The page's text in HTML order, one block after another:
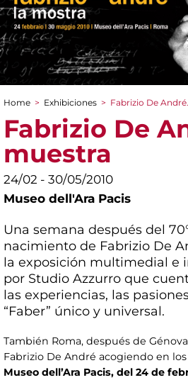
You are here
Home > Exhibiciones > Fabrizio De
Fabrizio De
muestra
24/02 - 30/05/2010
Museo dell'Ara Pacis
Una semana después del
nacimiento de Fabrizio De
la exposición multimedial e
por Studio Azzurro que
las experiencias, las
“Faber” único y universal.
También Roma, después de
Fabrizio De André acogiendo en
Museo dell’Ara Pacis, del 24 de